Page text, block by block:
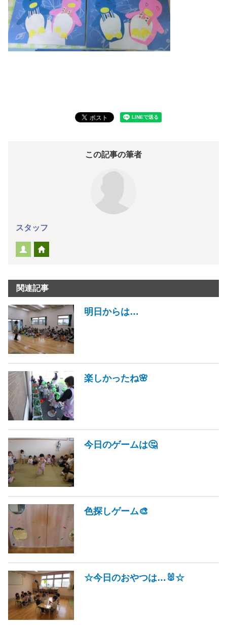
この記事の筆者
スタッフ
関連記事
明日からは…
楽しかったね🌸
今日のゲームは🤔
色探しゲーム🎨
☆今日のおやつは…🐰☆